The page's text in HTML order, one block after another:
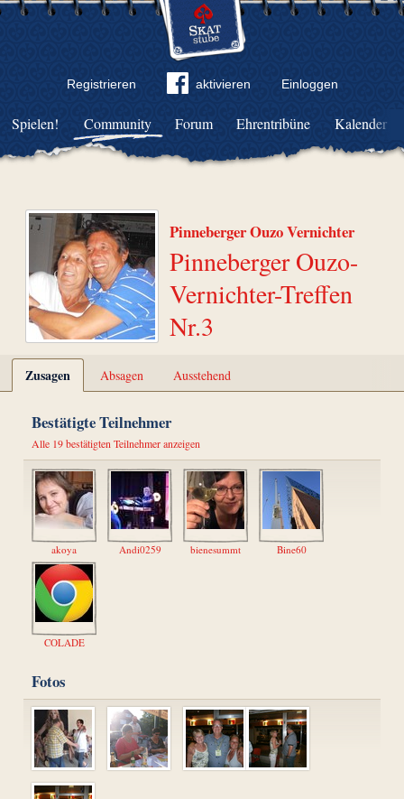
Registrieren aktivieren Einloggen
Community Forum Ehrentribüne Kalender
Spielen!
Pinneberger Ouzo Vernichter
Pinneberger Ouzo-
Vernichter-Treffen
Nr.3
Zusagen Absagen Ausstehend
Bestätigte Teilnehmer
Alle 19 bestätigten Teilnehmer anzeigen
akoya Andi0259 bienesummt Bine60
COLADE
Fotos